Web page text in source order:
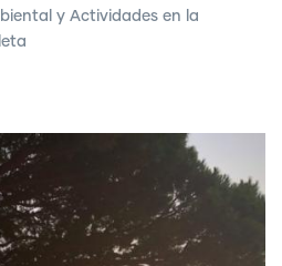
y Actividades en la